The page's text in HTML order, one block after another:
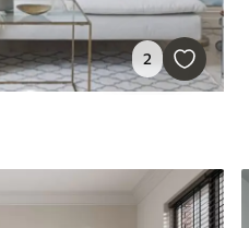
2